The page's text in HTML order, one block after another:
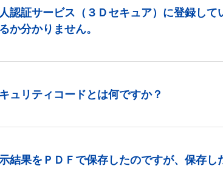
認証サービス（３Ｄセキュア）に登録し
か分かりません。
ュリティコードとは何ですか？
結果をＰＤＦで保存したのですが、保存し